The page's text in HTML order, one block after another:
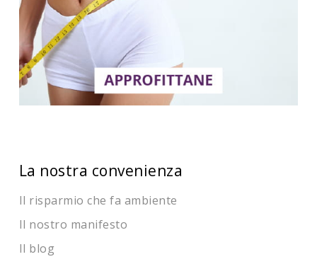
La nostra convenienza
Il risparmio che fa ambiente
Il nostro manifesto
Il blog